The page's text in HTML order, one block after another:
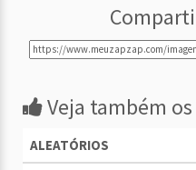
Veja também
ALEATÓRIOS